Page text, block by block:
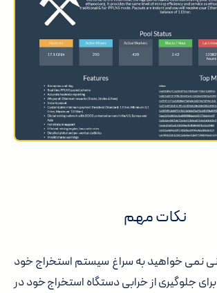
نکات مهم
نمی خواهید به سراغ سیستم استخراج خود
برای جلوگیری از خرابی دستگاه استخراج خود در